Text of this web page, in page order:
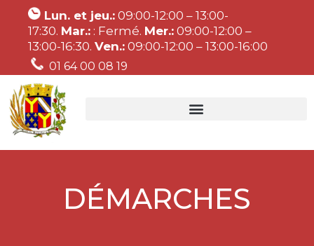
Lun. et jeu.: 09:00-12:00 – 13:00-
17:30. Mar.: : Fermé. Mer.: 09:00-12:00 –
13:00-16:30. Ven.: 09:00-12:00 – 13:00-16:00
01 64 00 08 19
DÉMARCHES